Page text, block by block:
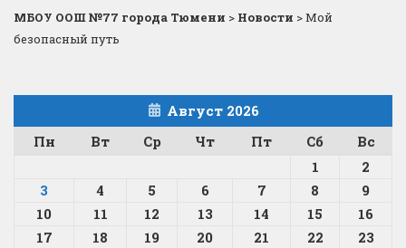
МБОУ ООШ №77 города Тюмени > Новости >Мой
безопасный путь
Август 2026
Пн
Вт Ср Чт Пт Сб
Вс
1
2
3
4 5 6 7 8
9
10
11 12 13 14 15
16
17
18 19 20 21 22
23